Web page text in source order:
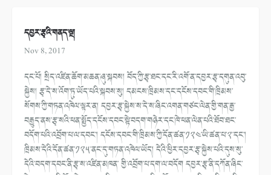
དབྱར་རྩྭའི་གནད་ལྔ།
Nov 8, 2017
དང་པོ། སྲིད་འཛིན་ཆོག་མཆན་ཞུ་སྐབས། བོད་ཀྱི་རྩྭ་ཐང་དང་རི་འགོ་ན་དབྱར་རྩྭ་དགུན་འབུ་
སྐྱེས། རྩྭ་དེ་ས་འོག་ཏུ་ཡོད་པའི་སྐབས་སུ། དམངས་ཁྲིམས་དང་དངོས་དབང་གི་ཁྲིམས་
སོགས་ཀྱི་གཏན་འཁེལ་ལྟར་ན། དབྱར་རྩྭ་སྐྱེས་ས་དེ་ས་ཞིང་འགན་གཙང་ལེན་གྱི་གན་རྒྱ་
བརྒྱུད་ནས་རྩྭ་སའི་ཕན་སྤྱོད་དངོས་དབང་སྟེ་བདག་གཉེར་དང་ཁེ་ཕན་ལེན་པའི་ཐོབ་ཐང་
བདོག་པའི་འབྲོག་པ་ལ་དབང་། དངོས་དབང་གི་ཁྲིམས་ཀྱི་དོན་ཚན་༡༢༤་ཡི་ཚན་པ་༢་དང་།
ཁྲིམས་དེའི་དོན་ཚན་༡༢༥་ནང་དུ་གཏན་འཁེལ་ཡོད། དེའི་ཕྱིར་དབྱར་རྩྭ་སྐྱེས་པའི་དུས་སུ་
དེའི་བདག་དབང་ནི་རྩྭ་ས་འཛིན་མཁན་ གྱི་འབྲོག་པ་དག་ལ་བདོག དབྱར་རྩྭ་ནི་དཀོན་ཞིང་